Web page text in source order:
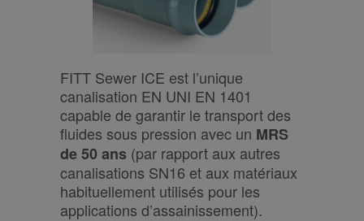
FITT Sewer ICE est l’unique
canalisation EN UNI EN 1401
capable de garantir le transport des
fluides sous pression avec un MRS
de 50 ans (par rapport aux autres
canalisations SN16 et aux matériaux
habituellement utilisés pour les
applications d’assainissement).